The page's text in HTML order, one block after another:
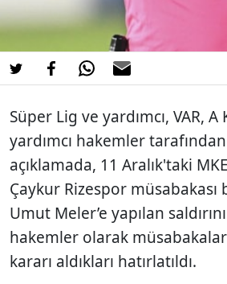
Süper Lig ve yardımcı, VAR,
yardımcı hakemler tarafından
açıklamada, 11 Aralık'taki
Çaykur Rizespor
Umut Meler’e yapılan
hakemler olarak
kararı aldıkları hatırlatıldı.